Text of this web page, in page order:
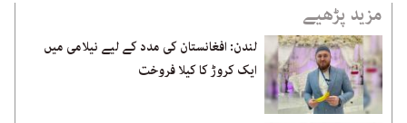
مزید پڑھیے
لندن: افغانستان کی مدد کے لیے نیلامی میں
ایک کروڑ کا کیلا فروخت